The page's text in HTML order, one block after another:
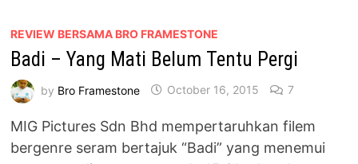
REVIEW BERSAMA BRO FRAMESTONE
Badi – Yang Mati Belum Tentu Pergi
by Bro Framestone October 16, 2015 7
MIG Pictures Sdn Bhd mempertaruhkan filem
bergenre seram bertajuk “Badi” yang menemui